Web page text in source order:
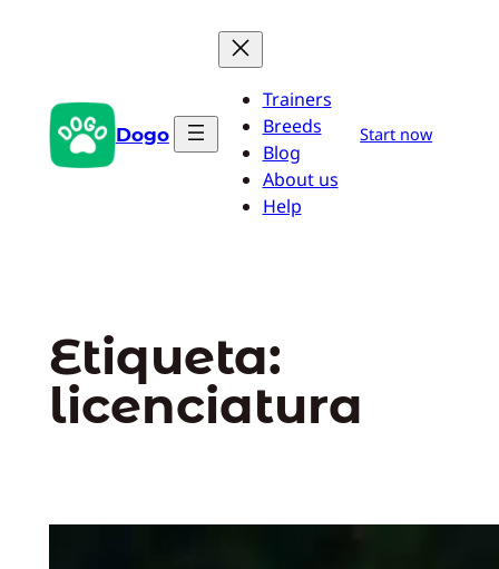
Dogo
Trainers
Breeds
Blog
About us
Help
Start now
Etiqueta:
licenciatura